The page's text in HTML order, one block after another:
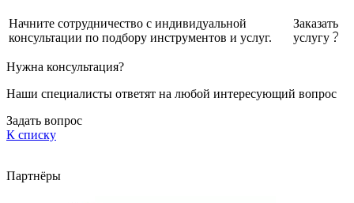
Начните сотрудничество с индивидуальной
консультации по подбору инструментов и услуг.
Заказать
услугу
Нужна консультация?
Наши специалисты ответят на любой интересующий вопрос
Задать вопрос
К списку
Партнёры